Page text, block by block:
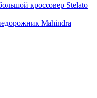
кроссовер Stelato
Mahindra